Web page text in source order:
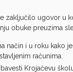
zaključilo ugovor u
obuke preuzima
način i u roku kako
računima.
Krojačevu